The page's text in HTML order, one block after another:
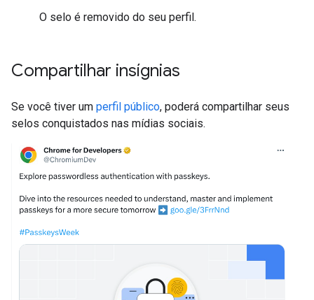
O selo é removido do seu perfil.
Compartilhar insígnias
Se você tiver um perfil público, poderá compartilhar seus
selos conquistados nas mídias sociais.